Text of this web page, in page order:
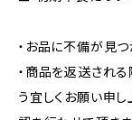
・お品に不備が見
・商品を返送され
う宜しくお願い申